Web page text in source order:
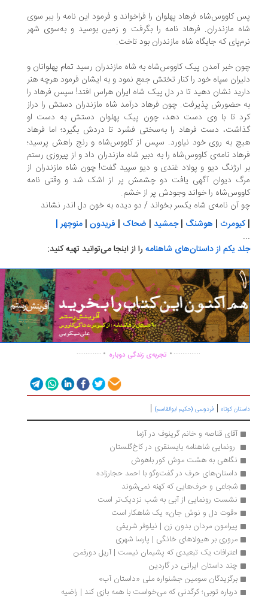
کاووس‌شاه فرهاد پهلوان را فراخواند و فرمود این نامه را ببر سوی
مازندران. فرهاد نامه را بگرفت و زمین بوسید و به‌سوی شهر
که جایگاه شاه مازندران بود تاخت.
خبر آمدن پیک کاووس‌شاه به شاه مازندران رسید تمام پهلوانان و
سپاه خود را کنار تختش جمع نمود و به ایشان فرمود هرچه هنر
نشان دهید تا در دل پیک شاه ایران هراس افتد! سپس فرهاد را
حضورش پذیرفت. چون فرهاد درآمد شاه مازندران دستش را دراز
تا با وی دست دهد، چون پیک پهلوان دستش به دست او
دست فرهاد را به‌سختی فشرد تا دردش بگیرد؛ اما فرهاد
به روی خود نیاورد. سپس از کاووس‌شاه و رنج راهش پرسید؛
نامه‌ی کاووس‌شاه را به دبیر شاه مازندران داد و از پیروزی رستم
ارژنگ دیو و پولاد غندی و دیو سپید گفت! چون شاه مازندران از
دیوان آگهی یافت دو چشمش پر از اشک شد و وقتی نامه
را خواند وجودش پر از خشم.
آن نامه‌ی شاه یکسر بخواند / دو دیده به خون دل اندر نشاند
کیومرث|هوشنگ|جمشید|ضحاک|فریدون|منوچهر |
یکم از داستان‌های شاهنامهرا از اینجا می‌توانید تهیه کنید:
...............
. تجربه‌ی زندگی دوباره.
..............
کوتاه|فردوسی (حکیم ابوالقاسم) |
آقای قناصه و خانم گرینوف در آزما
رونمایی شاهنامه بایسنقری در کاخ‌گلستان
نگاهی به هشت موش کور باهوش
داستان‌های حرف در گفت‌وگو با احمد حجارزاده
شجاعی و حرف‌هایی که کهنه نمی‌شوند
نشست رونمایی از آبی به شب نزدیک‌تر است
«قوت دل و نوش جان» یک شاهکار است
پیرامون مردان بدون زن | نیلوفر شریفی
مروری بر هیولاهای خانگی | پارسا شهری
اعترافات یک تبعیدی که پشیمان نیست | آریل دورفمن
چند داستان‌ ایرانی در گاردین
برگزیدگان سومین جشنواره ملی «داستان آب»
درباره توبی؛ کرگدنی که می‌خواست با همه بازی کند | راضیه